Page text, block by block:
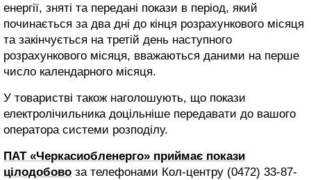
енергії, зняті та передані покази в період, який
починається за два дні до кінця розрахункового місяця
та закінчується на третій день наступного
розрахункового місяця, вважаються даними на перше
число календарного місяця.
У товаристві також наголошують, що покази
електролічильника доцільніше передавати до вашого
оператора системи розподілу.
ПАТ «Черкасиобленерго» приймає покази
цілодобово за телефонами Кол-центру (0472) 33-87-